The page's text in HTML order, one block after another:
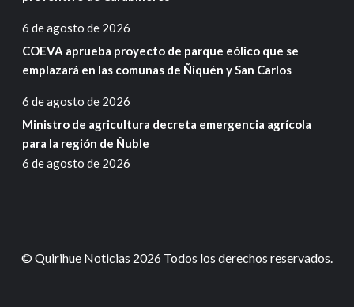
6 de agosto de 2026
COEVA aprueba proyecto de parque eólico que se
emplazará en las comunas de Ñiquén y San Carlos
6 de agosto de 2026
Ministro de agricultura decreta emergencia agrícola
para la región de Ñuble
6 de agosto de 2026